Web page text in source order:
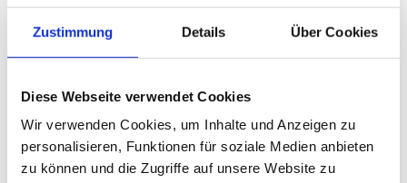
Zustimmung Details Über Cookies
Diese Webseite verwendet Cookies
Wir verwenden Cookies, um Inhalte und Anzeigen zu
personalisieren, Funktionen für soziale Medien anbieten
zu können und die Zugriffe auf unsere Website zu
Kundendienst Monteur (m/w)
• Mechatroniker Kältetechnik
• Mechatroniker Elektrotechnik